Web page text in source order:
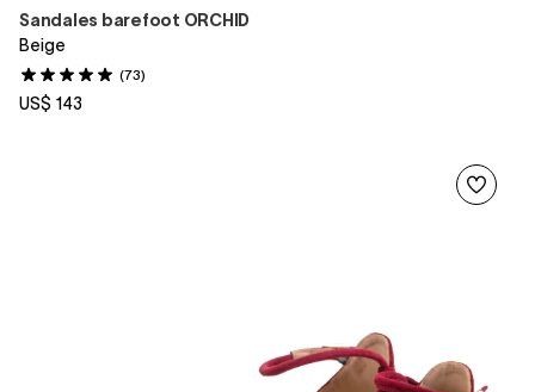
Sandales barefoot ORCHID
Beige
(73)
US$ 143